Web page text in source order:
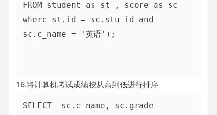
FROM student as st , score as sc
where st.id = sc.stu_id and
sc.c_name = '英语');
16.将计算机考试成绩按从高到低进行排序
SELECT  sc.c_name, sc.grade